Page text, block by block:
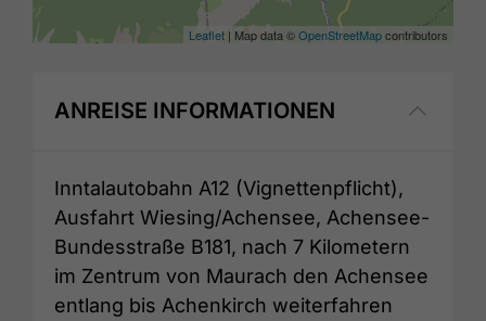
Leaflet | Map data ©OpenStreetMapcontributors
ANREISE INFORMATIONEN
Inntalautobahn A12 (Vignettenpflicht),
Ausfahrt Wiesing/Achensee, Achensee-
Bundesstraße B181, nach 7 Kilometern
im Zentrum von Maurach den Achensee
entlang bis Achenkirch weiterfahren